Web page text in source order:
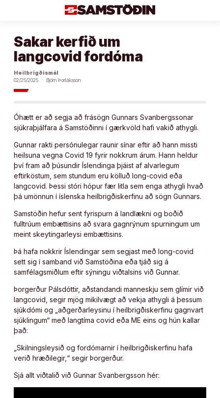
Sakar kerfið um
langcovid fordóma
Heilbrigðismál
02/25/2025
Björn Þorláksson
Óhætt er að segja að frásögn Gunnars Svanbergssonar
sjúkraþjálfara á Samstöðinni í gærkvöld hafi vakið athygli.
Gunnar rakti persónulegar raunir sínar eftir að hann missti
heilsuna vegna Covid 19 fyrir nokkrum árum. Hann heldur
því fram að þúsundir Íslendinga þjáist af alvarlegum
eftirköstum, sem stundum eru kölluð long-covid eða
langcovid. Þessi stóri hópur fær litla sem enga athygli hvað
þá umönnun í íslenska heilbrigðiskerfinu að sögn Gunnars.
Samstöðin hefur sent fyrispurn á landlækni og boðið
fulltrúum embættisins að svara gagnrýnum spurningum um
meint skeytingarleysi embættisins.
Þá hafa nokkrir Íslendingar sem segjast með long-covid
sett sig í samband við Samstöðina eða tjáð sig á
samfélagsmiðlum eftir sýningu viðtalsins við Gunnar.
Þorgerður Pálsdóttir, aðstandandi manneskju sem glímir við
langcovid, segir mjög mikilvægt að vekja athygli á þessum
sjúkdómi og „aðgerðarleysinu í heilbrigðiskerfinu gagnvart
sjúklingum“ með langtíma covid eða ME eins og hún kallar
það:
„Skilningsleysið og fordómarnir í heilbrigðiskerfinu hafa
verið hræðilegir,“ segir Þorgerður.
Sjá allt viðtalið við Gunnar Svanbergsson hér: